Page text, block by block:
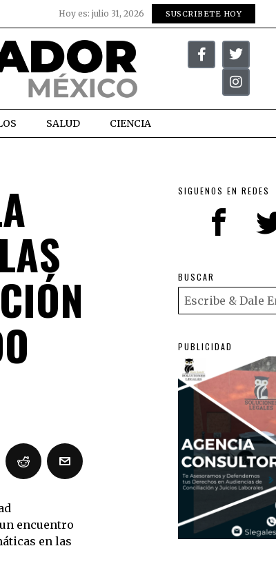
Hoy es: julio 31, 2026 SUSCRIBETE HOY
SALUD CIENCIA
encuentro
en las
SIGUENOS EN REDES
BUSCAR
PUBLICIDAD